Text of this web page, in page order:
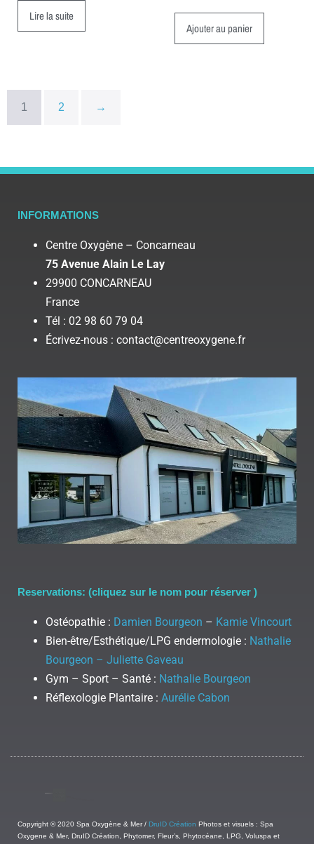
Lire la suite
Ajouter au panier
1 2 →
INFORMATIONS
Centre Oxygène – Concarneau
75 Avenue Alain Le Lay
29900 CONCARNEAU
France
Tél : 02 98 60 79 04
Écrivez-nous : contact@centreoxygene.fr
Reservations: (cliquez sur le nom pour réserver )
Ostéopathie : Damien Bourgeon – Kamie Vincourt
Bien-être/Esthétique/LPG endermologie : Nathalie
Bourgeon – Juliette Gaveau
Gym – Sport – Santé : Nathalie Bourgeon
Réflexologie Plantaire : Aurélie Cabon
Copyright © 2020 Spa Oxygène & Mer / DruID Création Photos et visuels : Spa
Oxygene & Mer, DruID Création, Phytomer, Fleur’s, Phytocéane, LPG, Voluspa et